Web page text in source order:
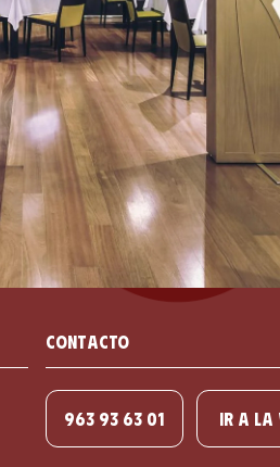
Contacto
963 93 63 01 IR A LA